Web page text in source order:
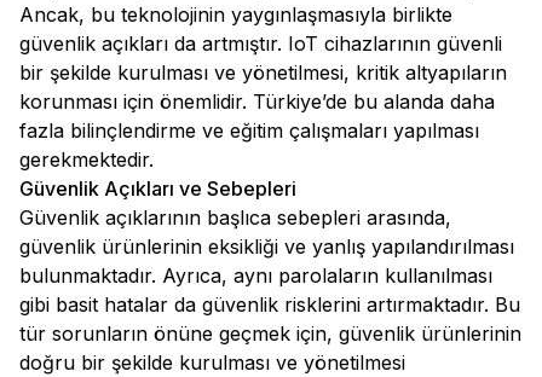
Ancak, bu teknolojinin yaygınlaşmasıyla birlikte
güvenlik açıkları da artmıştır. IoT cihazlarının güvenli
bir şekilde kurulması ve yönetilmesi, kritik altyapıların
korunması için önemlidir. Türkiye’de bu alanda daha
fazla bilinçlendirme ve eğitim çalışmaları yapılması
gerekmektedir.
Güvenlik Açıkları ve Sebepleri
Güvenlik açıklarının başlıca sebepleri arasında,
güvenlik ürünlerinin eksikliği ve yanlış yapılandırılması
bulunmaktadır. Ayrıca, aynı parolaların kullanılması
gibi basit hatalar da güvenlik risklerini artırmaktadır. Bu
tür sorunların önüne geçmek için, güvenlik ürünlerinin
doğru bir şekilde kurulması ve yönetilmesi